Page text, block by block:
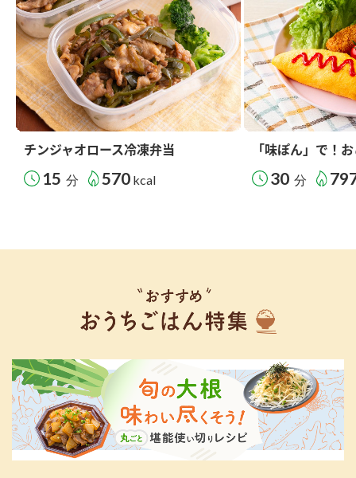
チンジャオロース冷凍弁当
15 分 570 kcal
「味ぽん」で！
30 分